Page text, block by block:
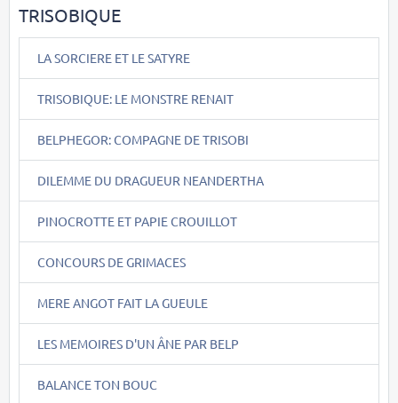
TRISOBIQUE
LA SORCIERE ET LE SATYRE
TRISOBIQUE: LE MONSTRE RENAIT
BELPHEGOR: COMPAGNE DE TRISOBI
DILEMME DU DRAGUEUR NEANDERTHA
PINOCROTTE ET PAPIE CROUILLOT
CONCOURS DE GRIMACES
MERE ANGOT FAIT LA GUEULE
LES MEMOIRES D'UN ÂNE PAR BELP
BALANCE TON BOUC